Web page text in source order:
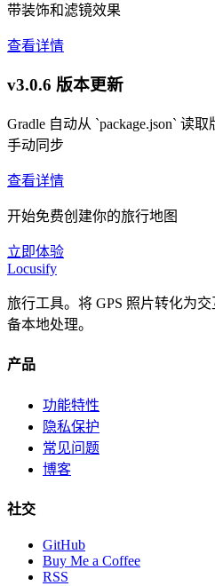
带装饰和滤镜效果
查看详情
v3.0.6 版本更新
Gradle 自动从 `package.json` 读
手动同步
查看详情
开始免费创建你的旅行地图
立即体验
Locusify
旅行工具。将 GPS 照片转化为
备本地处理。
产品
功能特性
隐私保护
常见问题
博客
社交
GitHub
Buy Me a Coffee
RSS